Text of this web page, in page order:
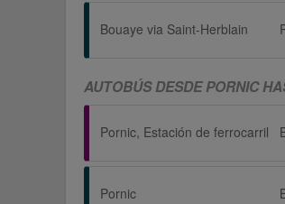
Bouaye via Saint-Herblain
AUTOBÚS DESDE PORNIC
Pornic, Estación de ferrocarril
Pornic